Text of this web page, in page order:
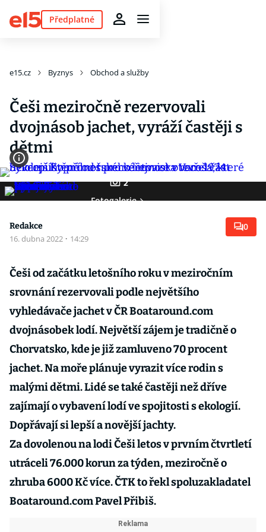
Předplatné
e15.cz Byznys Obchod a služby
Češi meziročně rezervovali
dvojnásob jachet, vyráží častěji s
dětmi
2
Fotogalerie
Redakce
16. dubna 2022 · 14:29
0
Češi od začátku letošního roku v meziročním
srovnání rezervovali podle největšího
vyhledávače jachet v ČR Boataround.com
dvojnásobek lodí. Největší zájem je tradičně o
Chorvatsko, kde je již zamluveno 70 procent
jachet. Na moře plánuje vyrazit více rodin s
malými dětmi. Lidé se také častěji než dříve
zajímají o vybavení lodí ve spojitosti s ekologií.
Dopřávají si lepší a novější jachty.
Za dovolenou na lodi Češi letos v prvním čtvrtletí
utráceli 76.000 korun za týden, meziročně o
zhruba 6000 Kč více. ČTK to řekl spoluzakladatel
Boataround.com Pavel Přibiš.